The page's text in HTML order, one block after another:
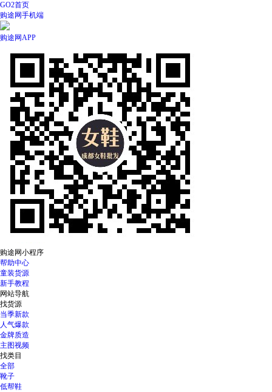
GO2首页
购途网手机端
购途网APP
购途网小程序
帮助中心
童装货源
新手教程
网站导航
找货源
当季新款
人气爆款
金牌质造
主图视频
找类目
全部
靴子
低帮鞋